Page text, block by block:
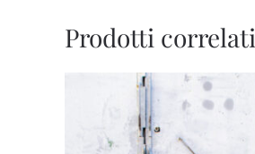
Prodotti correlati